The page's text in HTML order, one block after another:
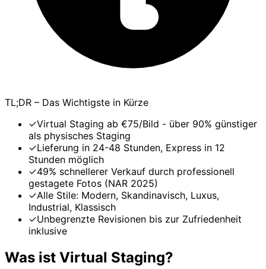
TL;DR – Das Wichtigste in Kürze
✓Virtual Staging ab €75/Bild - über 90% günstiger
als physisches Staging
✓Lieferung in 24-48 Stunden, Express in 12
Stunden möglich
✓49% schnellerer Verkauf durch professionell
gestagete Fotos (NAR 2025)
✓Alle Stile: Modern, Skandinavisch, Luxus,
Industrial, Klassisch
✓Unbegrenzte Revisionen bis zur Zufriedenheit
inklusive
Was ist Virtual Staging?